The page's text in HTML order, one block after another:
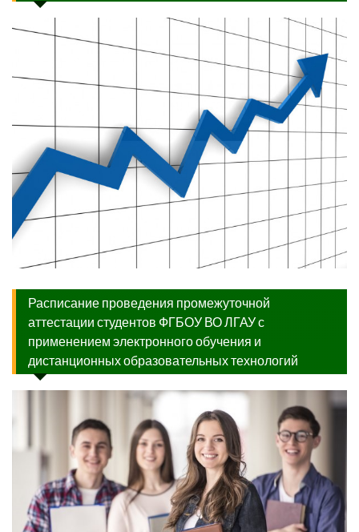
Расписание проведения промежуточной
аттестации студентов ФГБОУ ВО ЛГАУ с
применением электронного обучения и
дистанционных образовательных технологий